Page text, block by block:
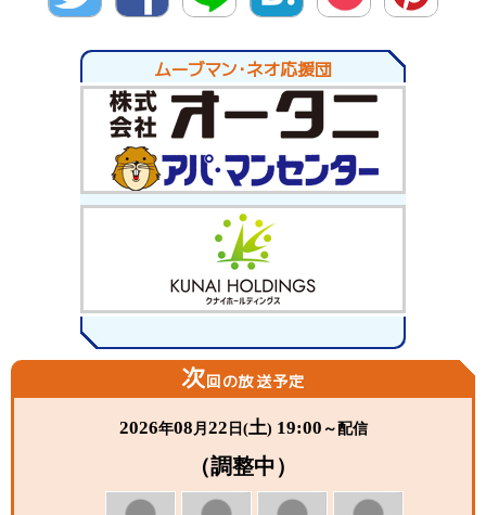
ok
est
ムーブマン・ネオ応援団
次回の放送予定
2026年08 月 22 日(土) 19:00 ～配信
（調整中）